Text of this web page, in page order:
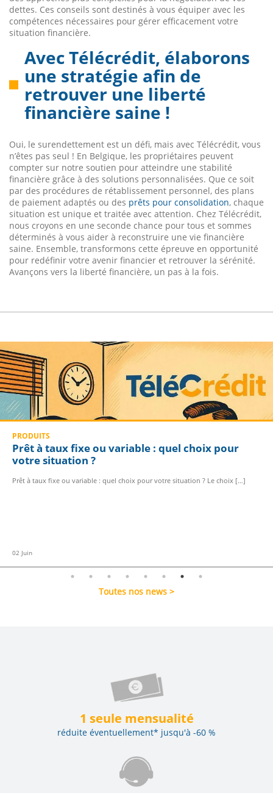
dettes. Ces conseils sont destinés à vous équiper avec les
compétences nécessaires pour gérer efficacement votre
situation financière.
Avec Télécrédit, élaborons
une stratégie afin de
retrouver une liberté
financière saine !
Oui, le surendettement est un défi, mais avec Télécrédit, vous
n’êtes pas seul ! En Belgique, les propriétaires peuvent
compter sur notre soutien pour atteindre une stabilité
financière grâce à des solutions personnalisées. Que ce soit
par des procédures de rétablissement personnel, des plans
de paiement adaptés ou des prêts pour consolidation, chaque
situation est unique et traitée avec attention. Chez Télécrédit,
nous croyons en une seconde chance pour tous et sommes
déterminés à vous aider à reconstruire une vie financière
saine. Ensemble, transformons cette épreuve en opportunité
pour redéfinir votre avenir financier et retrouver la sérénité.
Avançons vers la liberté financière, un pas à la fois.
PRODUITS
Prêt à taux fixe ou variable : quel choix pour
votre situation ?
Prêt à taux fixe ou variable : quel choix pour votre situation ? Le choix […]
02 Juin
Toutes nos news >
1 seule mensualité
réduite éventuellement* jusqu'à -60 %